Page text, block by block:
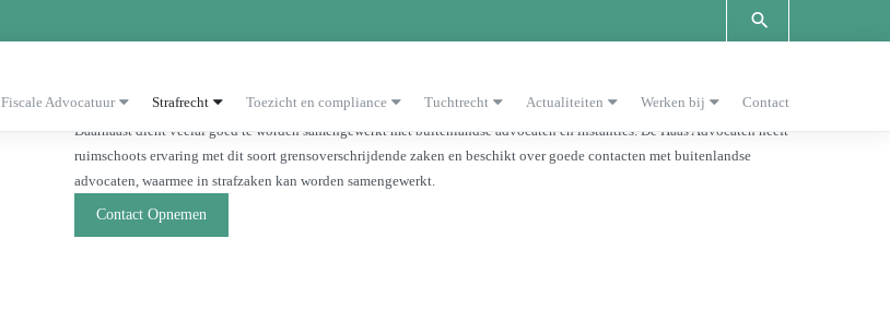
Fiscale Advocatuur Strafrecht Toezicht en compliance Tuchtrecht Actualiteiten Werken bij Contact
Bij grensoverschrijdende strafzaken spelen diverse belangen (van diverse landen) en tactische afwegingen een rol.
Daarnaast dient veelal goed te worden samengewerkt met buitenlandse advocaten en instanties. De Haas Advocaten heeft
ruimschoots ervaring met dit soort grensoverschrijdende zaken en beschikt over goede contacten met buitenlandse
advocaten, waarmee in strafzaken kan worden samengewerkt.
Contact Opnemen